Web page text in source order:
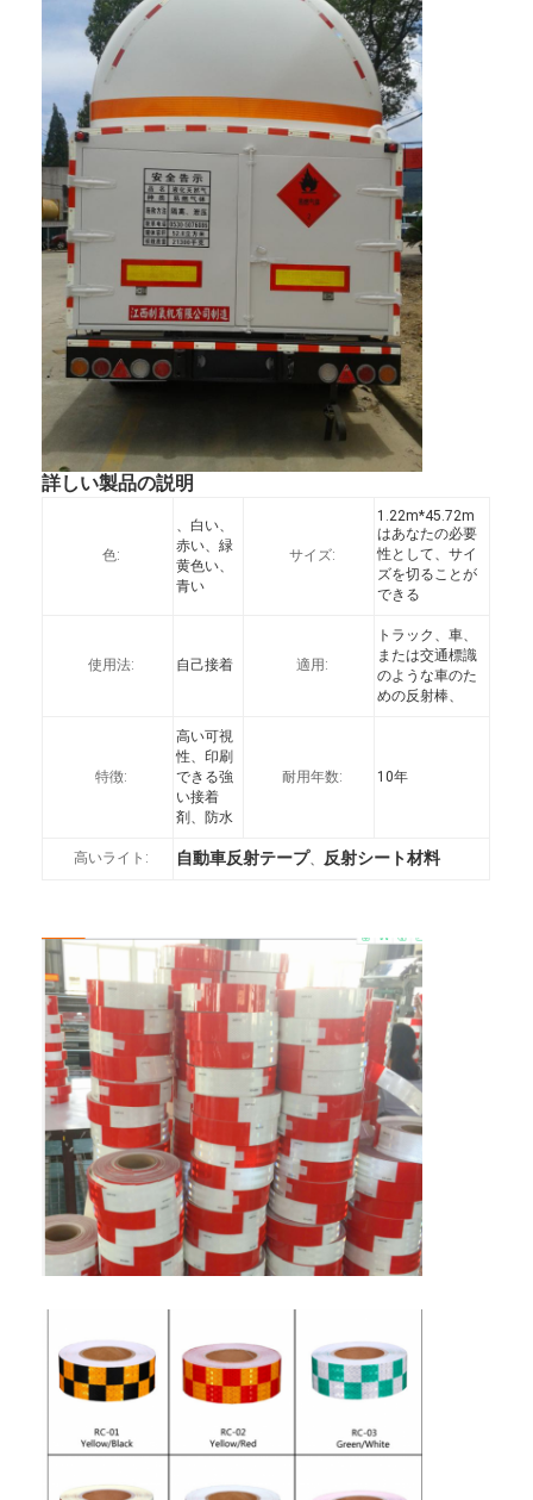
家へ
製品
VRショー
わたしたち に つい て
品質管理
ニュース
Retroreflectorのメートル
レトロの反射メートル
道の印の厚さゲージ
携帯用Retroreflectometer
手持ち型のRetroreflectometer
レトロの反射印
自転車の反射ステッカー
車の反射ステッカー
詳しい製品の説明
色:
、白い、
赤い、緑
黄色い、
青い
サイズ:
1.22m*45.72m
はあなたの必要
性として、サイ
ズを切ることが
できる
使用法: 自己接着 適用:
トラック、車、
または交通標識
のような車のた
めの反射棒、
特徴:
高い可視
性、印刷
できる強
い接着
剤、防水
耐用年数: 10年
高いライト: 自動車反射テープ、 反射シート材料